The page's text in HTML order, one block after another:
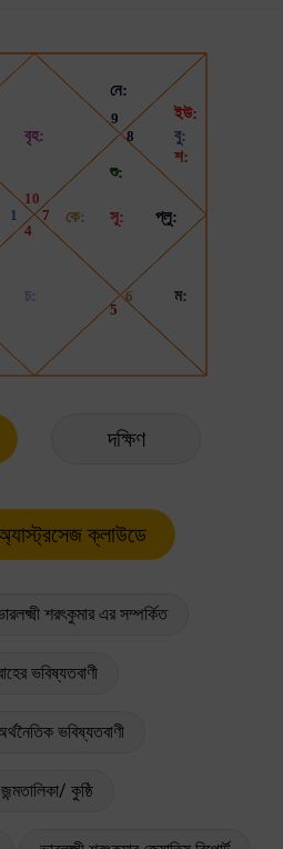
দক্ষিণ
শরৎকুমার এর সম্পর্কিত
ভবিষ্যতবাণী
ভবিষ্যতবাণী
কুষ্ঠি